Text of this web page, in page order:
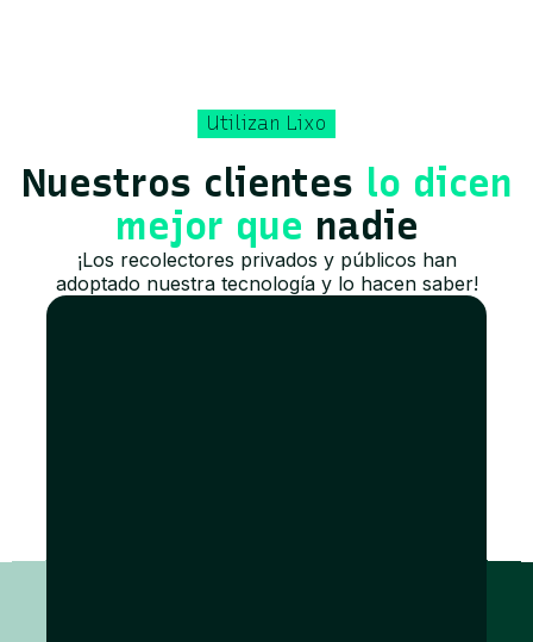
Utilizan Lixo
Nuestros clientes lo dicen
mejor que nadie
¡Los recolectores privados y públicos han
adoptado nuestra tecnología y lo hacen saber!